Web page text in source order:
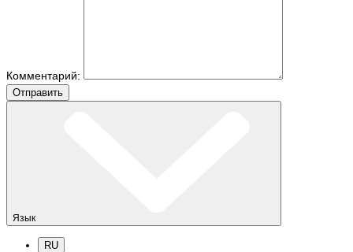
Комментарий:
Отправить
Язык
RU